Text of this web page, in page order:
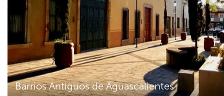
Barrios Antiguos de Aguascalientes